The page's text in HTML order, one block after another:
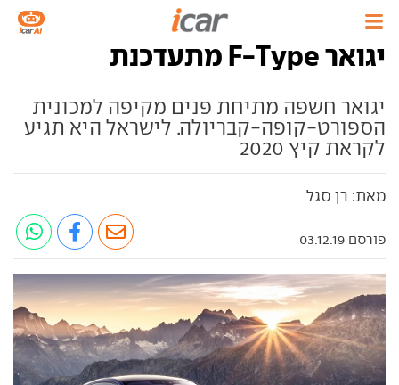
יגואר F-Type מתעדכנת
יגואר חשפה מתיחת פנים מקיפה למכונית
הספורט-קופה-קבריולה. לישראל היא תגיע
לקראת קיץ 2020
מאת: רן סגל
פורסם 03.12.19